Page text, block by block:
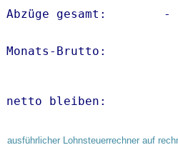
Abzüge gesamt:        -
Monats-
netto bleiben:
ausführlicher Lohnsteuerrechner auf